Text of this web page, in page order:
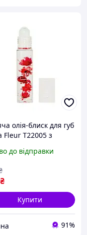
олія-блиск для губ
Fleur T22005 з
до відправки
₴
Купити
91%